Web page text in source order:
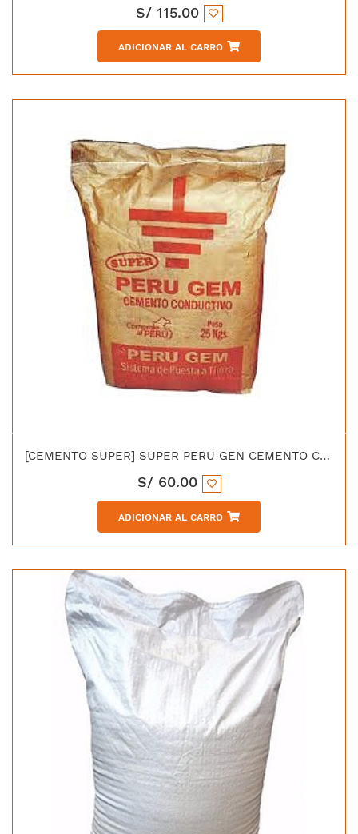
S/ 115.00
ADICIONAR AL CARRO
[CEMENTO SUPER] SUPER PERU GEN CEMENTO CONDUCTIVO X25KG
S/ 60.00
ADICIONAR AL CARRO